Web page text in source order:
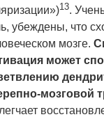
13.
убеждены, что
мозге.
может
мозговой